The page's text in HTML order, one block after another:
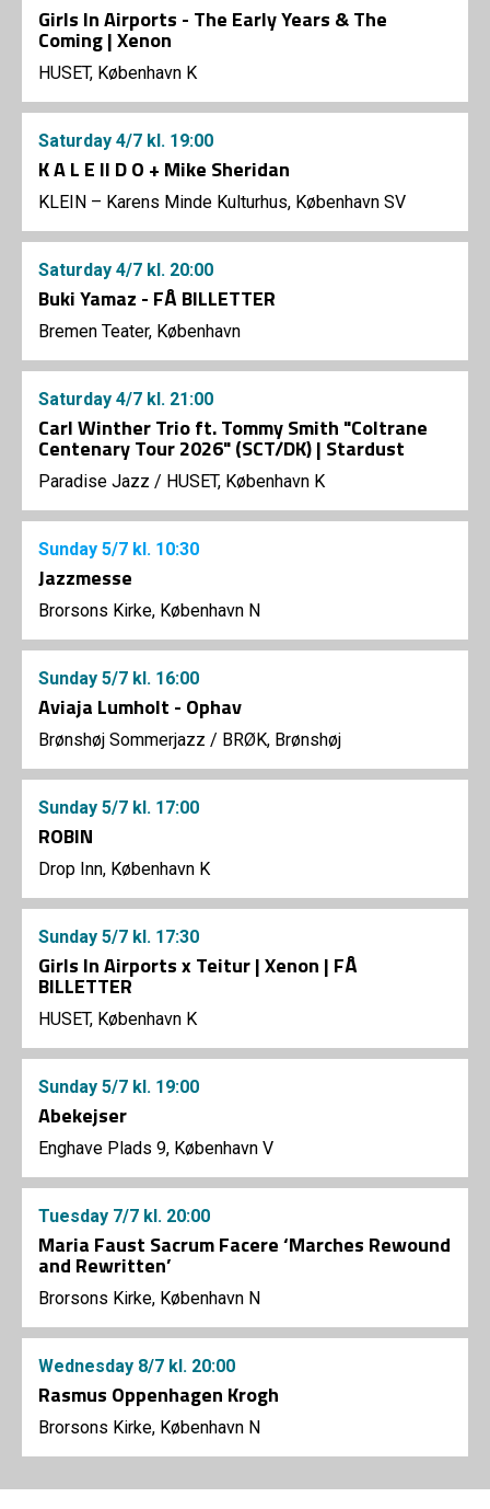
Girls In Airports - The Early Years & The
Coming | Xenon
HUSET, København K
Saturday 4/7 kl. 19:00
K A L E II D O + Mike Sheridan
KLEIN – Karens Minde Kulturhus, København SV
Saturday 4/7 kl. 20:00
Buki Yamaz - FÅ BILLETTER
Bremen Teater, København
Saturday 4/7 kl. 21:00
Carl Winther Trio ft. Tommy Smith "Coltrane
Centenary Tour 2026" (SCT/DK) | Stardust
Paradise Jazz / HUSET, København K
Sunday 5/7 kl. 10:30
Jazzmesse
Brorsons Kirke, København N
Sunday 5/7 kl. 16:00
Aviaja Lumholt - Ophav
Brønshøj Sommerjazz / BRØK, Brønshøj
Sunday 5/7 kl. 17:00
ROBIN
Drop Inn, København K
Sunday 5/7 kl. 17:30
Girls In Airports x Teitur | Xenon | FÅ
BILLETTER
HUSET, København K
Sunday 5/7 kl. 19:00
Abekejser
Enghave Plads 9, København V
Tuesday 7/7 kl. 20:00
Maria Faust Sacrum Facere ‘Marches Rewound
and Rewritten’
Brorsons Kirke, København N
Wednesday 8/7 kl. 20:00
Rasmus Oppenhagen Krogh
Brorsons Kirke, København N